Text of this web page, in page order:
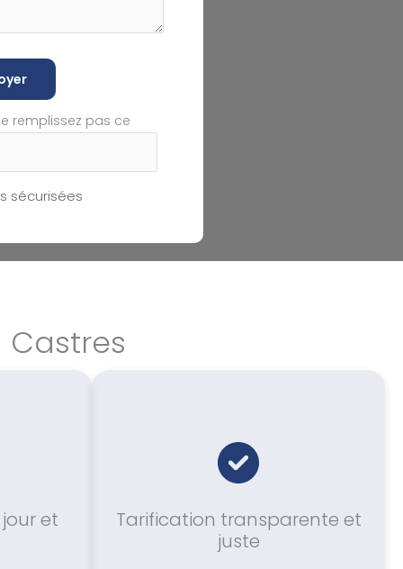
remplissez pas ce
sécurisées
et
Tarification transparente et
juste